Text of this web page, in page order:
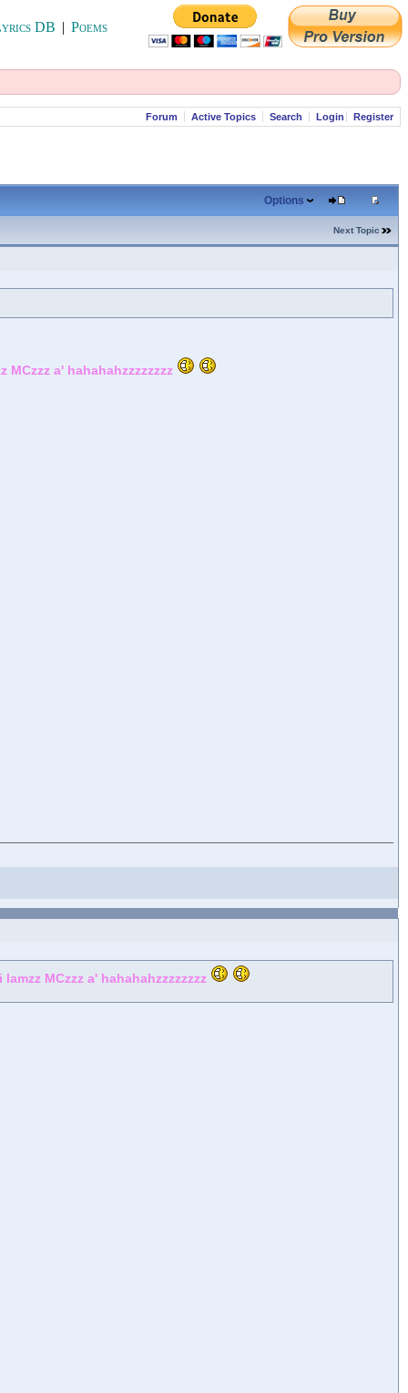
DB | Poems
Forum Active Topics Search Login Register
Options
Next Topic
a' hahahahzzzzzzzz
MCzzz a' hahahahzzzzzzzz